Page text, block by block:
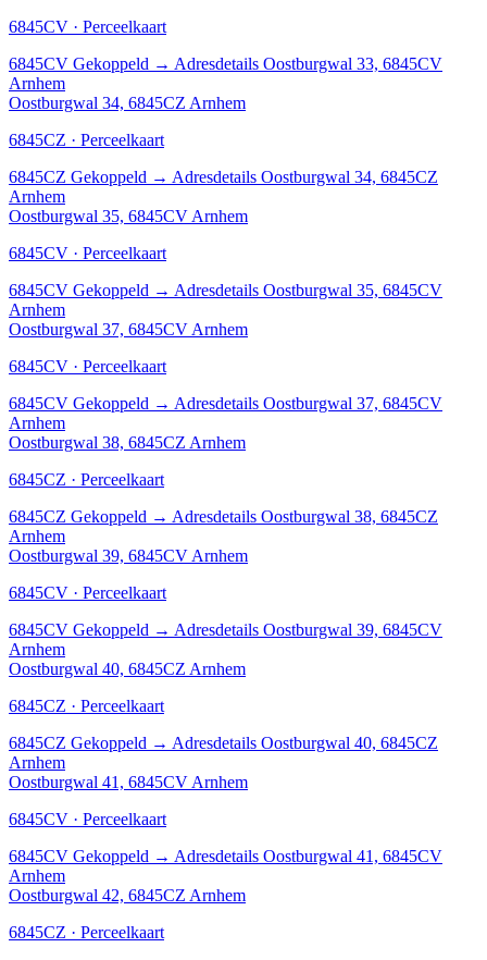
6845CV · Perceelkaart
6845CV Gekoppeld → Adresdetails Oostburgwal 33, 6845CV
Arnhem
Oostburgwal 34, 6845CZ Arnhem
6845CZ · Perceelkaart
6845CZ Gekoppeld → Adresdetails Oostburgwal 34, 6845CZ
Arnhem
Oostburgwal 35, 6845CV Arnhem
6845CV · Perceelkaart
6845CV Gekoppeld → Adresdetails Oostburgwal 35, 6845CV
Arnhem
Oostburgwal 37, 6845CV Arnhem
6845CV · Perceelkaart
6845CV Gekoppeld → Adresdetails Oostburgwal 37, 6845CV
Arnhem
Oostburgwal 38, 6845CZ Arnhem
6845CZ · Perceelkaart
6845CZ Gekoppeld → Adresdetails Oostburgwal 38, 6845CZ
Arnhem
Oostburgwal 39, 6845CV Arnhem
6845CV · Perceelkaart
6845CV Gekoppeld → Adresdetails Oostburgwal 39, 6845CV
Arnhem
Oostburgwal 40, 6845CZ Arnhem
6845CZ · Perceelkaart
6845CZ Gekoppeld → Adresdetails Oostburgwal 40, 6845CZ
Arnhem
Oostburgwal 41, 6845CV Arnhem
6845CV · Perceelkaart
6845CV Gekoppeld → Adresdetails Oostburgwal 41, 6845CV
Arnhem
Oostburgwal 42, 6845CZ Arnhem
6845CZ · Perceelkaart